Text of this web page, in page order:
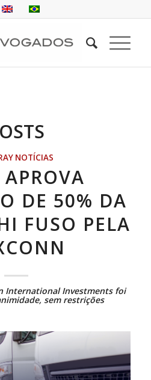
NOTÍCIAS
APROVA
DE 50% DA
FUSO PELA
International Investments foi
sem restrições